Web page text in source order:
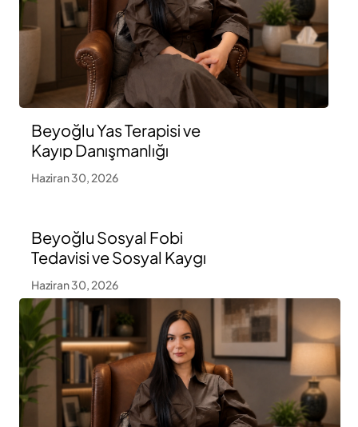
Beyoğlu Yas Terapisi ve
Kayıp Danışmanlığı
Haziran 30, 2026
Beyoğlu Sosyal Fobi
Tedavisi ve Sosyal Kaygı
Haziran 30, 2026